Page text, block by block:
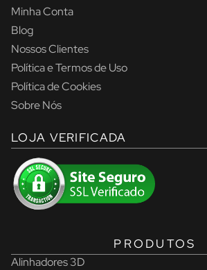
Minha Conta
Blog
Nossos Clientes
Política e Termos de Uso
Política de Cookies
Sobre Nós
LOJA VERIFICADA
PRODUTOS
Alinhadores 3D